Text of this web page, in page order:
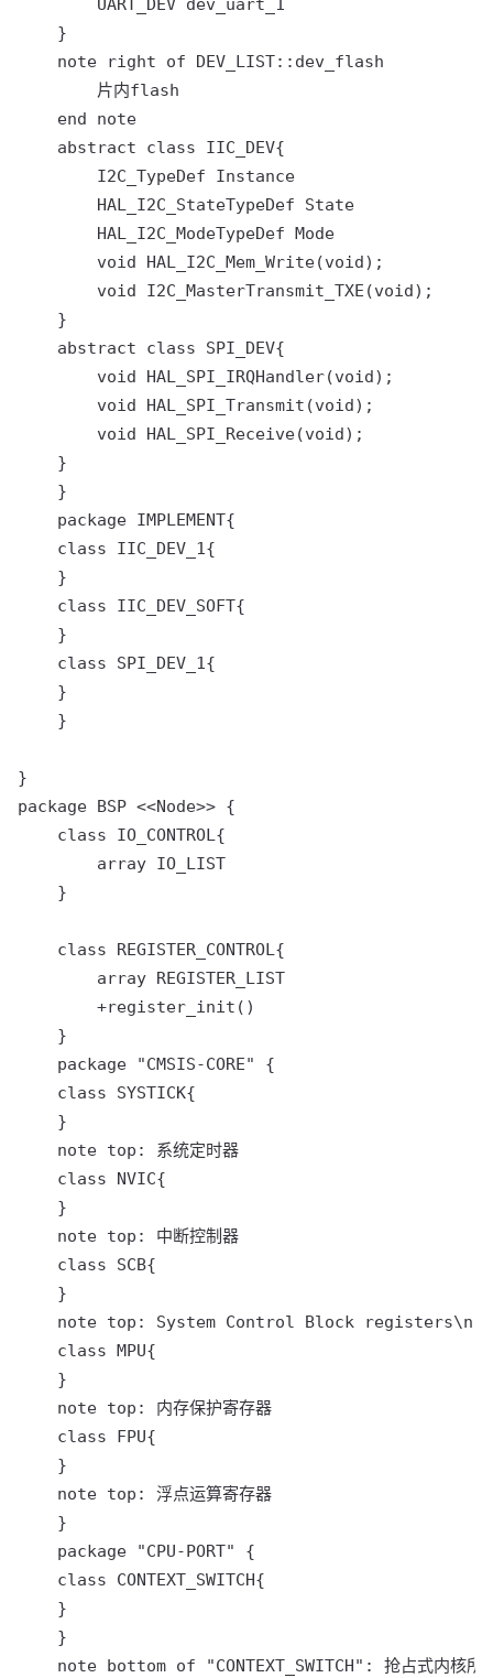
        UART_DEV dev_uart_1
    }
    note right of DEV_LIST::dev_flash
        片内flash
    end note
    abstract class IIC_DEV{
        I2C_TypeDef Instance
        HAL_I2C_StateTypeDef State
        HAL_I2C_ModeTypeDef Mode
        void HAL_I2C_Mem_Write(void);
        void I2C_MasterTransmit_TXE(void);
    }
    abstract class SPI_DEV{
        void HAL_SPI_IRQHandler(void);
        void HAL_SPI_Transmit(void);
        void HAL_SPI_Receive(void);
    }
    }
    package IMPLEMENT{
    class IIC_DEV_1{
    }
    class IIC_DEV_SOFT{
    }
    class SPI_DEV_1{
    }
    }
}
package BSP <<Node>> {
    class IO_CONTROL{
        array IO_LIST
    }
    class REGISTER_CONTROL{
        array REGISTER_LIST
        +register_init()
    }
    package "CMSIS-CORE" {
    class SYSTICK{
    }
    note top: 系统定时器
    class NVIC{
    }
    note top: 中断控制器
    class SCB{
    }
note top: System Control Block registers\n(系
    class MPU{
    }
    note top: 内存保护寄存器
    class FPU{
    }
    note top: 浮点运算寄存器
    }
    package "CPU-PORT" {
    class CONTEXT_SWITCH{
    }
    }
note bottom of "CONTEXT_SWITCH": 抢占式内核所需